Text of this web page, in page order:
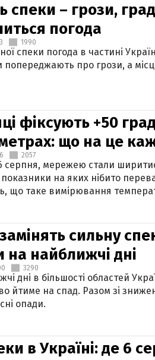
спеки – грози,
погода
1990
спеки погода в частині
попереджають про грози, а
фіксують +50
що на це
2057
серпня, мережею стали
показники на яких нібито
що таке вимірювання
сильну
на найближчі дні
3290
дні в більшості областей
йтиме на спад. Разом зі
опади.
в Україні: де 6